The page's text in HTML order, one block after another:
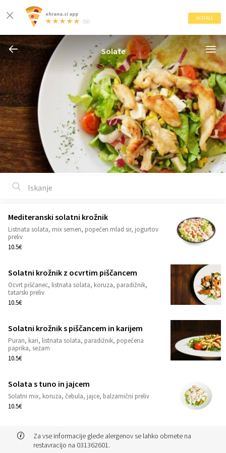
ehrana.si app
(53)
INSTALL
Solate
Mediteranski solatni krožnik
Listnata solata, mix semen, popečen mlad sir, jogurtov
preliv
10.5€
Solatni krožnik z ocvrtim piščancem
Ocvrt piščanec, listnata solata, koruza, paradižnik,
tatarski preliv
10.5€
Solatni krožnik s piščancem in karijem
Puran, kari, listnata solata, paradižnik, popečena
paprika, sezam
10.5€
Solata s tuno in jajcem
Solatni mix, koruza, čebula, jajce, balzamični preliv
10.5€
Za vse informacije glede alergenov se lahko obrnete na
restavracijo na 031362601.